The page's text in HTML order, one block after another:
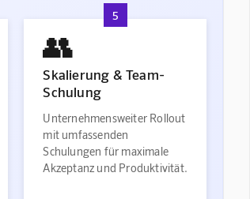
5
👥
Skalierung & Team-
Schulung
Unternehmensweiter Rollout
mit umfassenden
Schulungen für maximale
Akzeptanz und Produktivität.